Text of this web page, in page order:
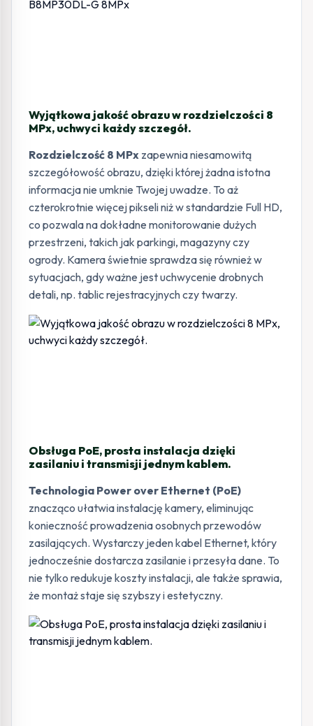
Wyjątkowa jakość obrazu w rozdzielczości 8
MPx, uchwyci każdy szczegół.
Rozdzielczość 8 MPx zapewnia niesamowitą
szczegółowość obrazu, dzięki której żadna istotna
informacja nie umknie Twojej uwadze. To aż
czterokrotnie więcej pikseli niż w standardzie Full HD,
co pozwala na dokładne monitorowanie dużych
przestrzeni, takich jak parkingi, magazyny czy
ogrody. Kamera świetnie sprawdza się również w
sytuacjach, gdy ważne jest uchwycenie drobnych
detali, np. tablic rejestracyjnych czy twarzy.
Obsługa PoE, prosta instalacja dzięki
zasilaniu i transmisji jednym kablem.
Technologia Power over Ethernet (PoE)
znacząco ułatwia instalację kamery, eliminując
konieczność prowadzenia osobnych przewodów
zasilających. Wystarczy jeden kabel Ethernet, który
jednocześnie dostarcza zasilanie i przesyła dane. To
nie tylko redukuje koszty instalacji, ale także sprawia,
że montaż staje się szybszy i estetyczny.